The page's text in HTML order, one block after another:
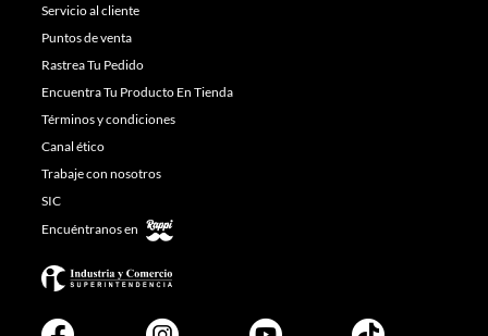
Servicio al cliente
Puntos de venta
Rastrea Tu Pedido
Encuentra Tu Producto En Tienda
Términos y condiciones
Canal ético
Trabaje con nosotros
SIC
Encuéntranos en